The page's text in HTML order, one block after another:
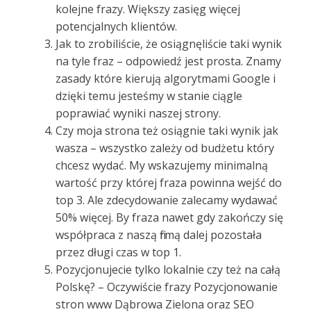
kolejne frazy. Większy zasięg więcej
potencjalnych klientów.
Jak to zrobiliście, że osiągnęliście taki wynik
na tyle fraz – odpowiedź jest prosta. Znamy
zasady które kierują algorytmami Google i
dzięki temu jesteśmy w stanie ciągle
poprawiać wyniki naszej strony.
Czy moja strona też osiągnie taki wynik jak
wasza – wszystko zależy od budżetu który
chcesz wydać. My wskazujemy minimalną
wartość przy której fraza powinna wejść do
top 3. Ale zdecydowanie zalecamy wydawać
50% więcej. By fraza nawet gdy zakończy się
współpraca z naszą firmą dalej pozostała
przez długi czas w top 1.
Pozycjonujecie tylko lokalnie czy też na całą
Polskę? – Oczywiście frazy Pozycjonowanie
stron www Dąbrowa Zielona oraz SEO